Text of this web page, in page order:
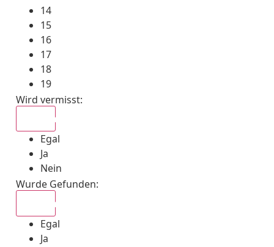
14
15
16
17
18
19
Wird vermisst:
Egal
Ja
Nein
Wurde Gefunden:
Egal
Ja